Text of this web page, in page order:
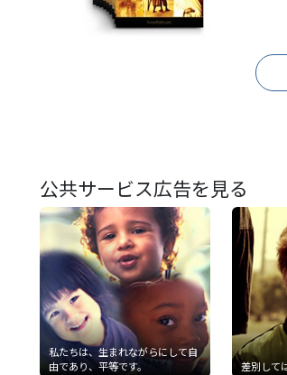
公共サービス広告を見る
私たちは、生まれながらにして自
由であり、平等です。
差別して